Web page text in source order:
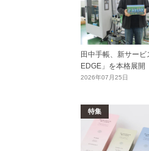
田中手帳、新サービ
EDGE」を本格展開
2026年07月25日
特集